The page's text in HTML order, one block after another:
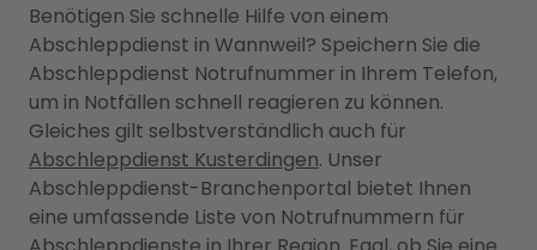
Benötigen Sie schnelle Hilfe von einem
Abschleppdienst in Wannweil? Speichern Sie die
Abschleppdienst Notrufnummer in Ihrem Telefon,
um in Notfällen schnell reagieren zu können.
Gleiches gilt selbstverständlich auch für
Abschleppdienst Kusterdingen. Unser
Abschleppdienst-Branchenportal bietet Ihnen
eine umfassende Liste von Notrufnummern für